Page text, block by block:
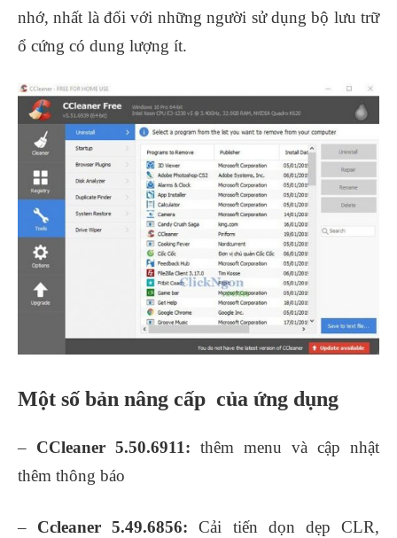
nhớ, nhất là đối với những người sử dụng bộ lưu trữ
ổ cứng có dung lượng ít.
Một số bản nâng cấp của ứng dụng
– CCleaner 5.50.6911: thêm menu và cập nhật
thêm thông báo
– Ccleaner 5.49.6856: Cải tiến dọn dẹp CLR,